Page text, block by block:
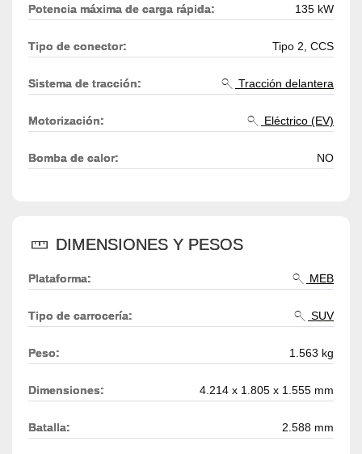
Potencia máxima de carga rápida: 135 kW
Tipo de conector: Tipo 2, CCS
Sistema de tracción: Tracción delantera
Motorización: Eléctrico (EV)
Bomba de calor: NO
DIMENSIONES Y PESOS
Plataforma: MEB
Tipo de carrocería: SUV
Peso: 1.563 kg
Dimensiones: 4.214 x 1.805 x 1.555 mm
Batalla: 2.588 mm